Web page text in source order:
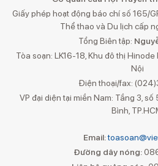
Giấy phép hoạt động báo chí số 165/
Thể thao và Du lịch cấp
Tổng Biên tập:
Tòa soạn: LK16-18, Khu đô thị
Nội
Điện thoại/fax:
VP đại diện tại miền Nam: Tầng 3,
Bình,
Email:
Đường dây nóng: